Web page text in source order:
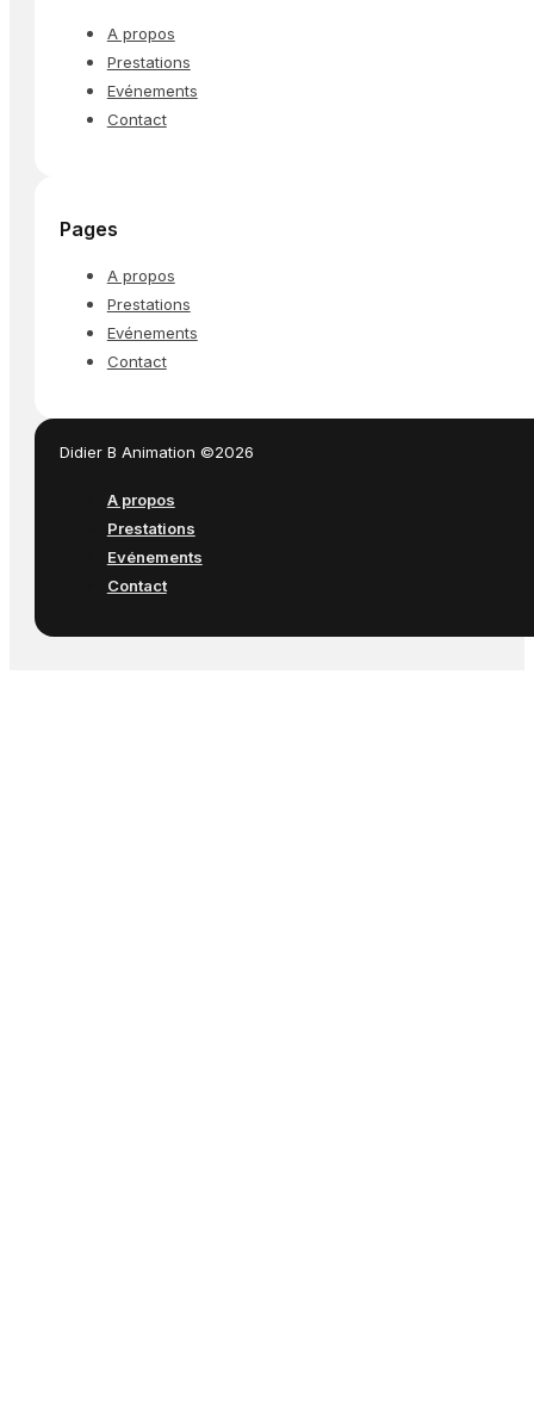
A propos
Prestations
Evénements
Contact
Pages
A propos
Prestations
Evénements
Contact
Didier B Animation ©2026
A propos
Prestations
Evénements
Contact